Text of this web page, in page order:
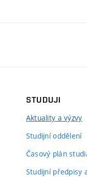
STUDUJI
Aktuality a výzvy
Studijní oddělení
Časový plán
Studijní předpisy